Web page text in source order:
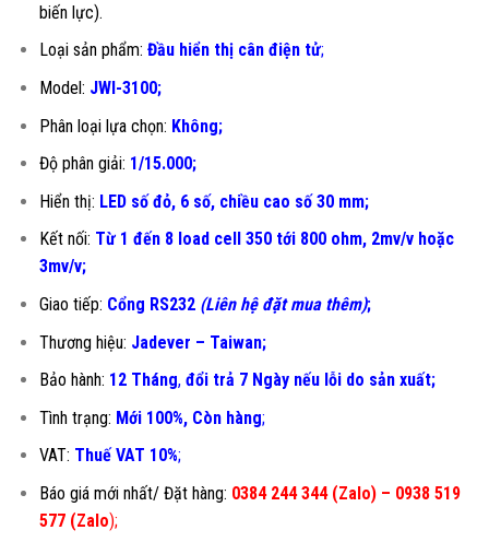
biến lực).
Loại sản phẩm: Đầu hiển thị cân điện tử;
Model: JWI-3100;
Phân loại lựa chọn: Không;
Độ phân giải: 1/15.000;
Hiển thị: LED số đỏ, 6 số, chiều cao số 30 mm;
Kết nối: Từ 1 đến 8 load cell 350 tới 800 ohm, 2mv/v hoặc
3mv/v;
Giao tiếp: Cổng RS232 (Liên hệ đặt mua thêm);
Thương hiệu: Jadever – Taiwan;
Bảo hành: 12 Tháng, đổi trả 7 Ngày nếu lỗi do sản xuất;
Tình trạng: Mới 100%, Còn hàng;
VAT: Thuế VAT 10%;
Báo giá mới nhất/ Đặt hàng: 0384 244 344 (Zalo) – 0938 519
577 (Zalo);